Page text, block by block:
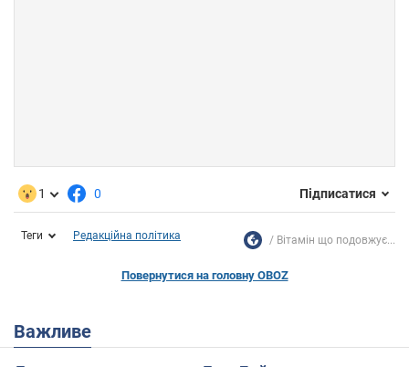
1 0 Підписатися
Теги Редакційна політика Вітамін що подовжує...
Повернутися на головну OBOZ
Важливе